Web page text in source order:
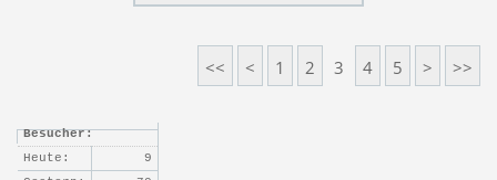
<< < 1 2 3 4 5 > >>
Besucher:
Heute:
9